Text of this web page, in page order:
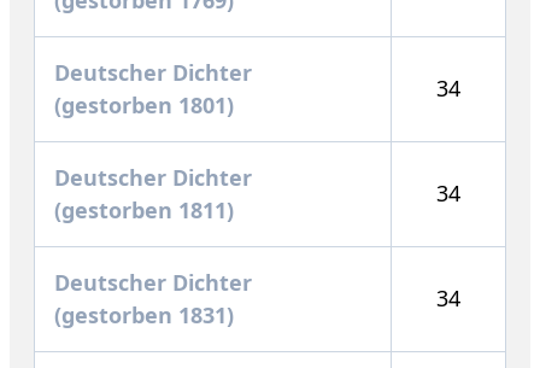
Deutscher Dichter
(gestorben 1801)
34
Deutscher Dichter
(gestorben 1811)
34
Deutscher Dichter
(gestorben 1831)
34